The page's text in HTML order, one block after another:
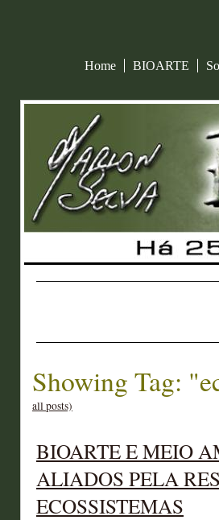
Home BIOARTE
Showing Tag:
all posts)
BIOARTE E MEIO
ALIADOS PELA
ECOSSISTEMAS